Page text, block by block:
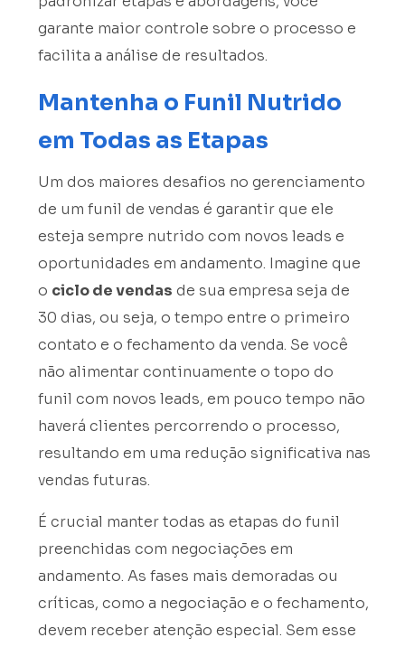
garante maior controle sobre o processo e
facilita a análise de resultados.
Mantenha o Funil Nutrido
em Todas as Etapas
Um dos maiores desafios no gerenciamento
de um funil de vendas é garantir que ele
esteja sempre nutrido com novos leads e
oportunidades em andamento. Imagine que
o ciclo de vendas de sua empresa seja de
30 dias, ou seja, o tempo entre o primeiro
contato e o fechamento da venda. Se você
não alimentar continuamente o topo do
funil com novos leads, em pouco tempo não
haverá clientes percorrendo o processo,
resultando em uma redução significativa nas
vendas futuras.
É crucial manter todas as etapas do funil
preenchidas com negociações em
andamento. As fases mais demoradas ou
críticas, como a negociação e o fechamento,
devem receber atenção especial. Sem esse